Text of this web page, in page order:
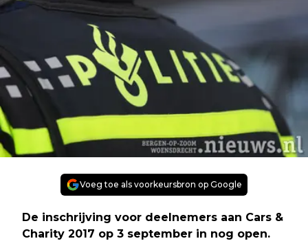
Voeg toe als voorkeursbron op Google
De inschrijving voor deelnemers aan Cars &
Charity 2017 op 3 september in nog open.